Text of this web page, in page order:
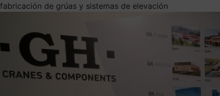
fabricación de grúas y sistemas de elevación